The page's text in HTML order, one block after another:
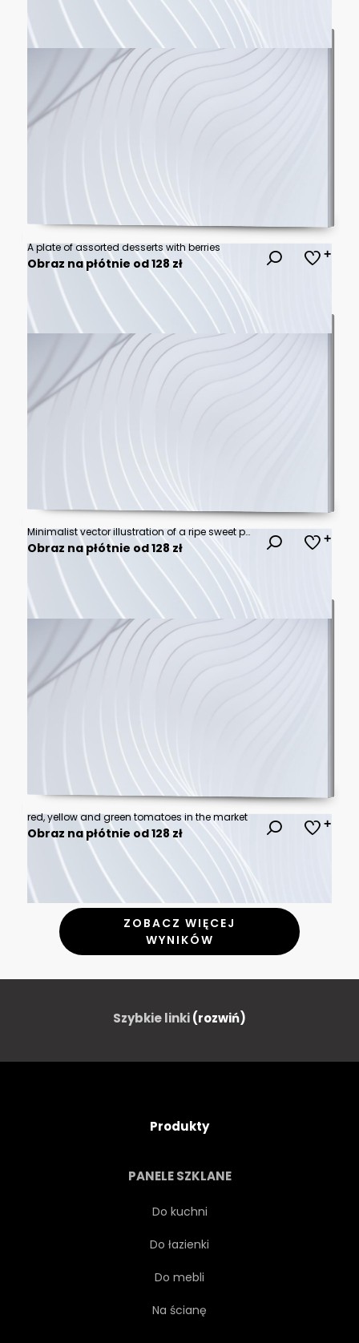
A plate of assorted desserts with berries
Obraz na płótnie od 128 zł
Minimalist vector illustration of a ripe sweet purple plum fruit with a single green leaf on a light background.
Obraz na płótnie od 128 zł
red, yellow and green tomatoes in the market
Obraz na płótnie od 128 zł
ZOBACZ WIĘCEJ
WYNIKÓW
Szybkie linki(rozwiń)
Produkty
PANELE SZKLANE
Do kuchni
Do łazienki
Do mebli
Na ścianę